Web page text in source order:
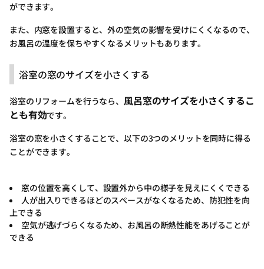
ができます。
また、内窓を設置すると、外の空気の影響を受けにくくなるので、
お風呂の温度を保ちやすくなるメリットもあります。
浴室の窓のサイズを小さくする
浴室のリフォームを行うなら、風呂窓のサイズを小さくするこ
とも有効です。
浴室の窓を小さくすることで、以下の3つのメリットを同時に得る
ことができます。
窓の位置を高くして、設置外から中の様子を見えにくくできる
人が出入りできるほどのスペースがなくなるため、防犯性を向
上できる
空気が逃げづらくなるため、お風呂の断熱性能をあげることが
できる